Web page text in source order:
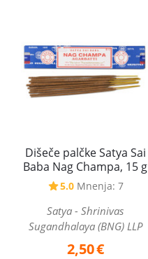
Dišeče palčke Satya Sai
Baba Nag Champa, 15 g
5.0 Mnenja: 7
Satya - Shrinivas
Sugandhalaya (BNG) LLP
2,50€